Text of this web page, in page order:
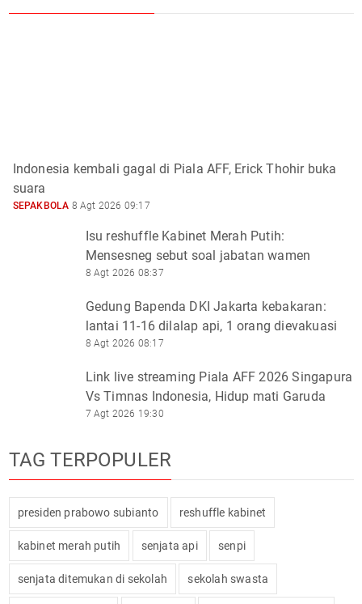
Indonesia kembali gagal di Piala AFF, Erick Thohir buka
suara
SEPAKBOLA 8 Agt 2026 09:17
Isu reshuffle Kabinet Merah Putih:
Mensesneg sebut soal jabatan wamen
8 Agt 2026 08:37
Gedung Bapenda DKI Jakarta kebakaran:
lantai 11-16 dilalap api, 1 orang dievakuasi
8 Agt 2026 08:17
Link live streaming Piala AFF 2026 Singapura
Vs Timnas Indonesia, Hidup mati Garuda
7 Agt 2026 19:30
TAG TERPOPULER
presiden prabowo subianto reshuffle kabinet
kabinet merah putih senjata api senpi
senjata ditemukan di sekolah sekolah swasta